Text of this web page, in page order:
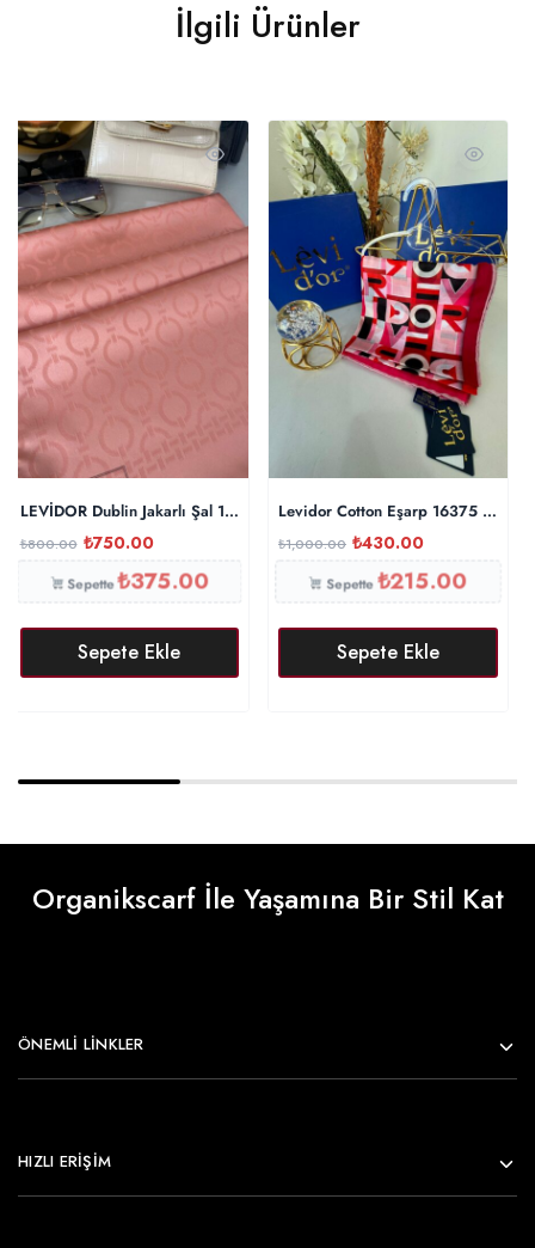
İlgili Ürünler
LEVİDOR Dublin Jakarlı Şal 17886 – Japon Kirazı
₺800.00 ₺750.00
Sepette₺375.00
Sepete Ekle
Levidor Cotton Eşarp 16375 –
₺1,000.00 ₺430.00
Sepette₺215.00
Sepete Ekle
Organikscarf İle Yaşamına Bir Stil Kat
ÖNEMLI LINKLER
HIZLI ERİŞİM